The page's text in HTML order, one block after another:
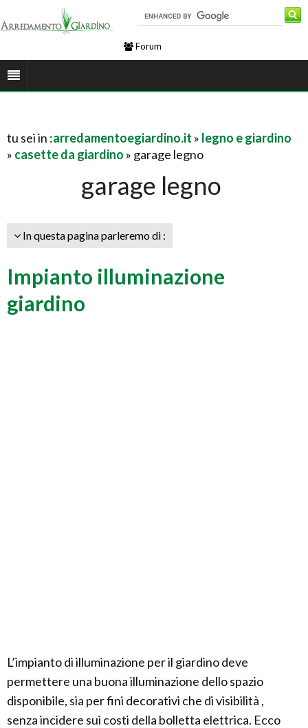
Forum
tu sei in :arredamentoegiardino.it » legno e giardino
» casette da giardino » garage legno
garage legno
In questa pagina parleremo di :
Impianto illuminazione
giardino
L’impianto di illuminazione per il giardino deve
permettere una buona illuminazione dello spazio
disponibile, sia per fini decorativi che di visibilità ,
senza incidere sui costi della bolletta elettrica. Ecco